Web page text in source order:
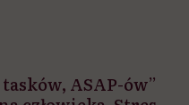
ASAP-ów”